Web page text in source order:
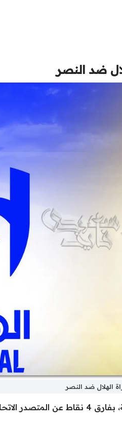
ضد النصر
الهلال ضد النصر
قبل مباراة الهلال والنصر يحتل الزعيم المركز